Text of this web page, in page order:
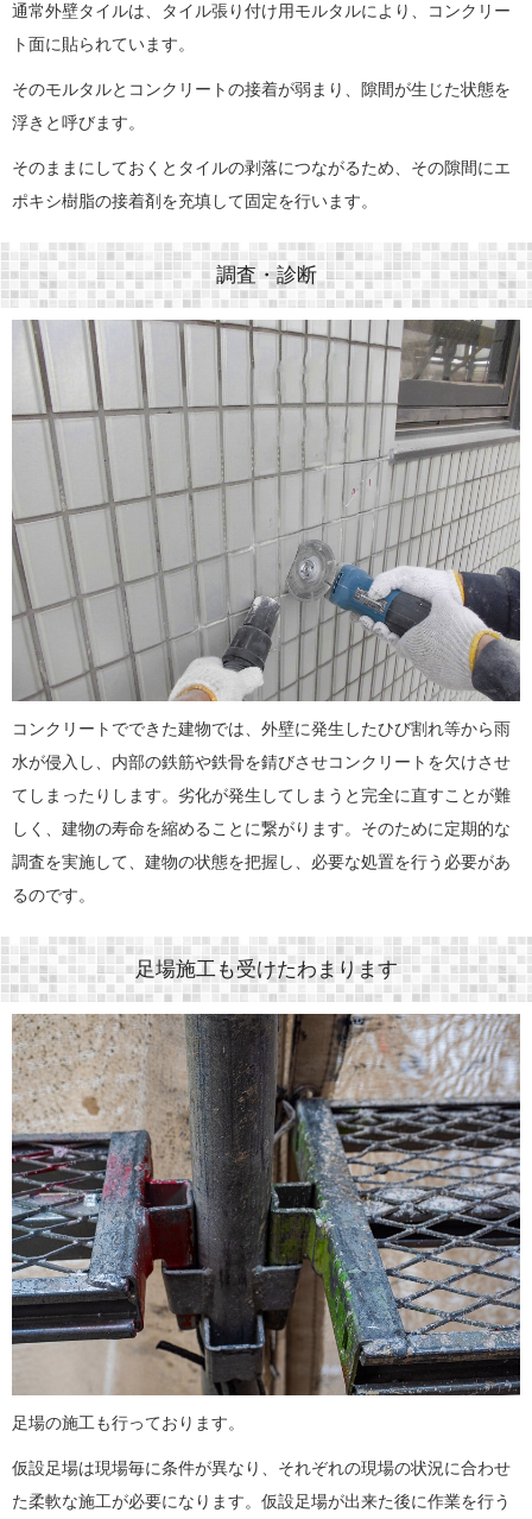
通常外壁タイルは、タイル張り付け用モルタルにより、コンクリー
ト面に貼られています。
そのモルタルとコンクリートの接着が弱まり、隙間が生じた状態を
浮きと呼びます。
そのままにしておくとタイルの剥落につながるため、その隙間にエ
ポキシ樹脂の接着剤を充填して固定を行います。
調査・診断
コンクリートでできた建物では、外壁に発生したひび割れ等から雨
水が侵入し、内部の鉄筋や鉄骨を錆びさせコンクリートを欠けさせ
てしまったりします。劣化が発生してしまうと完全に直すことが難
しく、建物の寿命を縮めることに繋がります。そのために定期的な
調査を実施して、建物の状態を把握し、必要な処置を行う必要があ
るのです。
足場施工も受けたわまります
足場の施工も行っております。
仮設足場は現場毎に条件が異なり、それぞれの現場の状況に合わせ
た柔軟な施工が必要になります。仮設足場が出来た後に作業を行う